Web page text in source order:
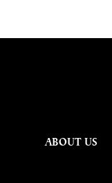
ABOUT US